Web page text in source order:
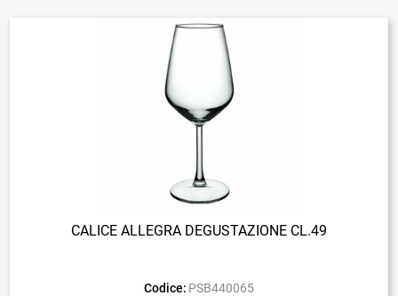
CALICE ALLEGRA DEGUSTAZIONE CL.49
Codice: PSB440065